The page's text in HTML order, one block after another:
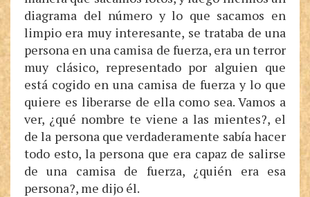
diagrama del número y lo que sacamos en
limpio era muy interesante, se trataba de una
persona en una camisa de fuerza, era un terror
muy clásico, representado por alguien que
está cogido en una camisa de fuerza y lo que
quiere es liberarse de ella como sea. Vamos a
ver, ¿qué nombre te viene a las mientes?, el
de la persona que verdaderamente sabía hacer
todo esto, la persona que era capaz de salirse
de una camisa de fuerza, ¿quién era esa
persona?, me dijo él.